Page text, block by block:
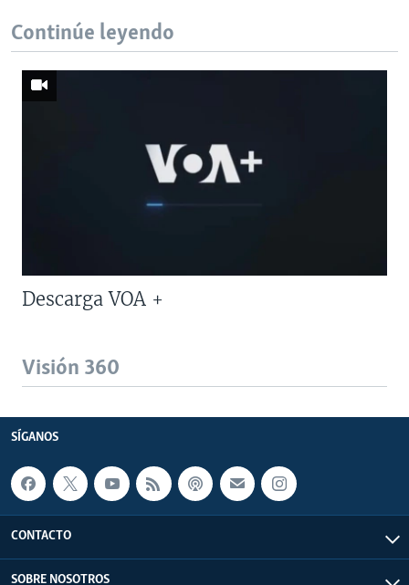
Continúe leyendo
Descarga VOA +
Visión 360
SÍGANOS
CONTACTO
SOBRE NOSOTROS